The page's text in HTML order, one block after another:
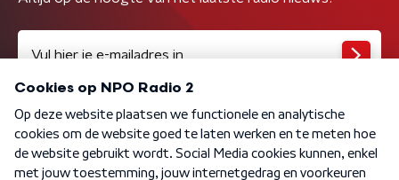
Algemene voorwaarden